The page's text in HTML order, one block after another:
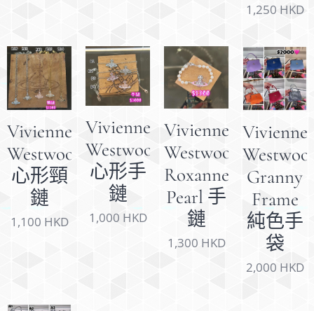
1,250 HKD
Vivienne
Westwood
心形頸
鏈
1,100 HKD
Vivienne
Westwood
心形手
鏈
1,000 HKD
Vivienne
Westwood
Roxanne
Pearl 手
鏈
1,300 HKD
Vivienne
Granny
Frame
純色手
袋
2,000 HKD